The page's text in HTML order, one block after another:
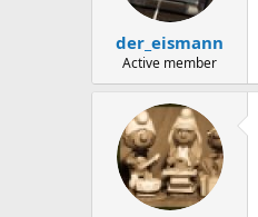
der_eismann
Active member